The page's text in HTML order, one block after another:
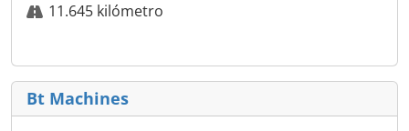
11.645 kilómetro
Bt Machines